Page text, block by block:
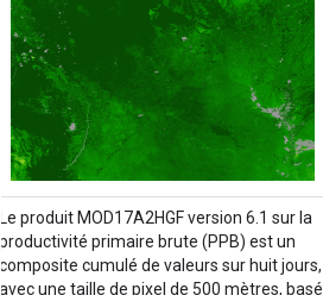
Le produit MOD17A2HGF version 6.1 sur la
productivité primaire brute (PPB) est un
composite cumulé de valeurs sur huit jours,
avec une taille de pixel de 500 mètres, basé